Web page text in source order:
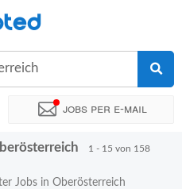
Jobs per e-mail
Personaldienstleister
1 - 15 von 158
Jobs in Oberösterreich